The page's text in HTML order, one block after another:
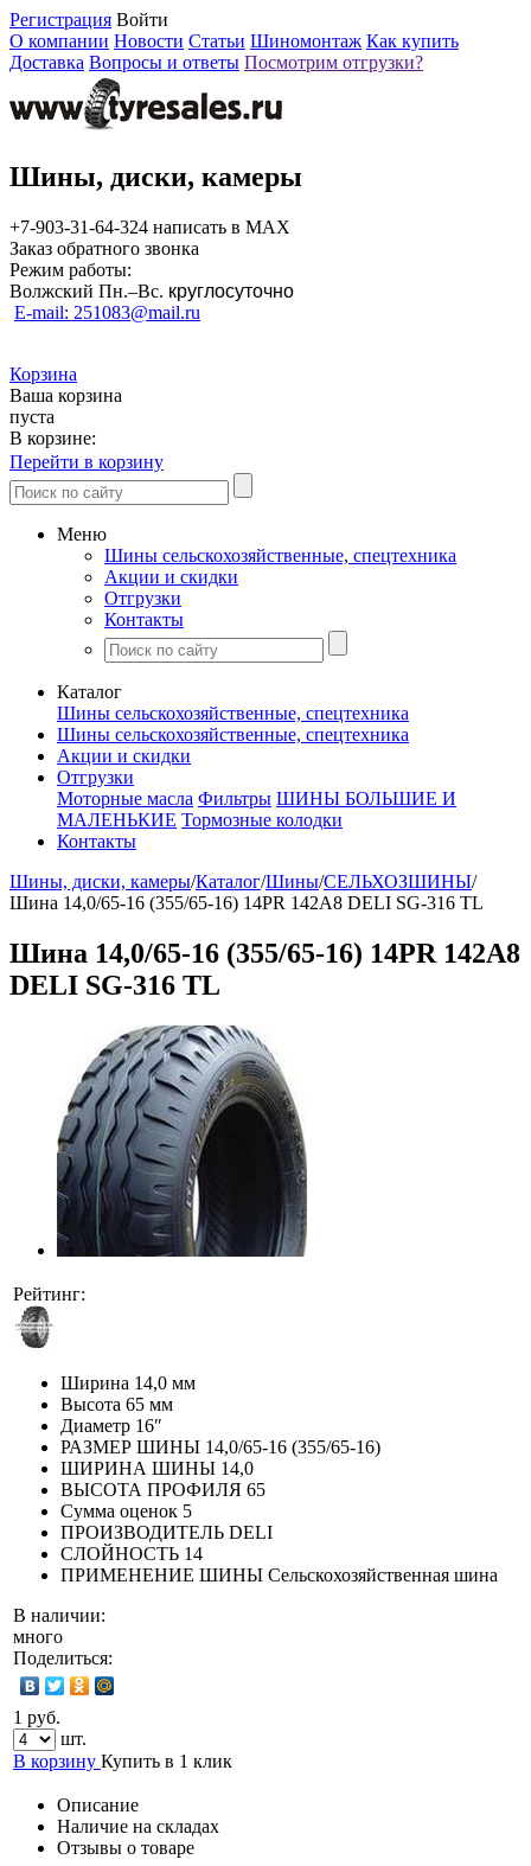
Регистрация Войти
О компании Новости Статьи Шиномонтаж Как купить
Доставка Вопросы и ответы Посмотрим отгрузки?
Шины, диски, камеры
+7-903-31-64-324 написать в MAX
Заказ обратного звонка
Режим работы:
Волжский Пн.–Вс. круглосуточно
E-mail: 251083@mail.ru
Корзина
Ваша корзина
пуста
В корзине:
Перейти в корзину
Меню
Шины сельскохозяйственные, спецтехника
Акции и скидки
Отгрузки
Контакты
Каталог
Шины сельскохозяйственные, спецтехника
Шины сельскохозяйственные, спецтехника
Акции и скидки
Отгрузки
Моторные масла Фильтры ШИНЫ БОЛЬШИЕ И
МАЛЕНЬКИЕ Тормозные колодки
Контакты
Шины, диски, камеры/Каталог/Шины/СЕЛЬХОЗШИНЫ/
Шина 14,0/65-16 (355/65-16) 14PR 142A8 DELI SG-316 TL
Шина 14,0/65-16 (355/65-16) 14PR 142A8
DELI SG-316 TL
Рейтинг:
Ширина 14,0 мм
Высота 65 мм
Диаметр 16″
РАЗМЕР ШИНЫ 14,0/65-16 (355/65-16)
ШИРИНА ШИНЫ 14,0
ВЫСОТА ПРОФИЛЯ 65
Сумма оценок 5
ПРОИЗВОДИТЕЛЬ DELI
СЛОЙНОСТЬ 14
ПРИМЕНЕНИЕ ШИНЫ Сельскохозяйственная шина
В наличии:
много
Поделиться:
1 руб.
шт.
В корзину Купить в 1 клик
Описание
Наличие на складах
Отзывы о товаре